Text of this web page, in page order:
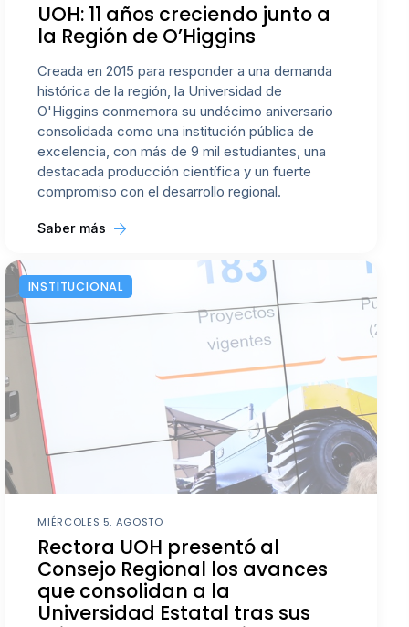
UOH: 11 años creciendo junto a
la Región de O’Higgins
Creada en 2015 para responder a una demanda
histórica de la región, la Universidad de
O'Higgins conmemora su undécimo aniversario
consolidada como una institución pública de
excelencia, con más de 9 mil estudiantes, una
destacada producción científica y un fuerte
compromiso con el desarrollo regional.
Saber más
INSTITUCIONAL
MIÉRCOLES 5, AGOSTO
Rectora UOH presentó al
Consejo Regional los avances
que consolidan a la
Universidad Estatal tras sus